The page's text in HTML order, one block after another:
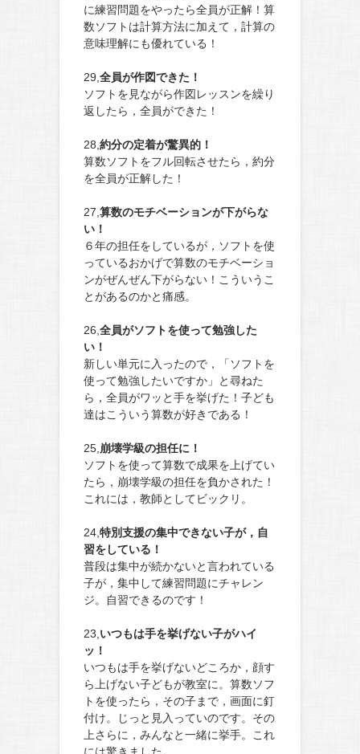
に練習問題をやったら全員が正解！算
数ソフトは計算方法に加えて，計算の
意味理解にも優れている！
29, 全員が作図できた！
ソフトを見ながら作図レッスンを繰り
返したら，全員ができた！
28, 約分の定着が驚異的！
算数ソフトをフル回転させたら，約分
を全員が正解した！
27, 算数のモチベーションが下がらな
い！
６年の担任をしているが，ソフトを使
っているおかげで算数のモチベーショ
ンがぜんぜん下がらない！こういうこ
とがあるのかと痛感。
26, 全員がソフトを使って勉強した
い！
新しい単元に入ったので，「ソフトを
使って勉強したいですか」と尋ねた
ら，全員がワッと手を挙げた！子ども
達はこういう算数が好きである！
25, 崩壊学級の担任に！
ソフトを使って算数で成果を上げてい
たら，崩壊学級の担任を負かされた！
これには，教師としてビックリ。
24, 特別支援の集中できない子が，自
習をしている！
普段は集中が続かないと言われている
子が，集中して練習問題にチャレン
ジ。自習できるのです！
23, いつもは手を挙げない子がハイ
ッ！
いつもは手を挙げないどころか，顔す
ら上げない子どもが教室に。算数ソフ
トを使ったら，その子まで，画面に釘
付け。じっと見入っていのです。その
上さらに，みんなと一緒に挙手。これ
には驚きました。